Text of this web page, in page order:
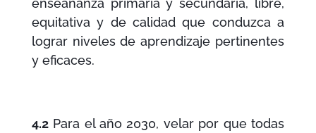
enseañanza primaria y secundaria, libre,
equitativa y de calidad que conduzca a
lograr niveles de aprendizaje pertinentes
y eficaces.
4.2Para el año 2030, velar por que todas